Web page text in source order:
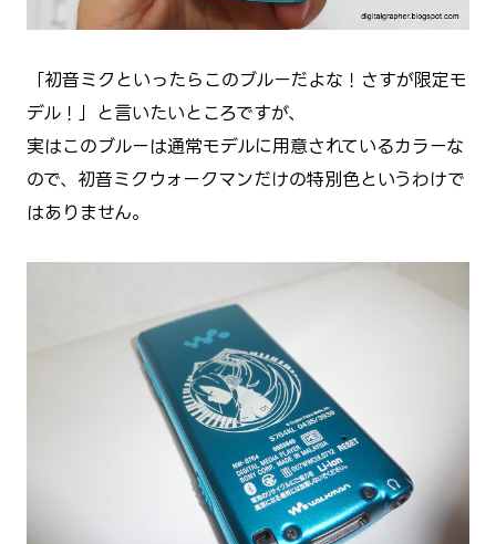
「初音ミクといったらこのブルーだよな！さすが限定モ
デル！」と言いたいところですが、
実はこのブルーは通常モデルに用意されているカラーな
ので、初音ミクウォークマンだけの特別色というわけで
はありません。